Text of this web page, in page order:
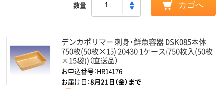
数量 カゴへ
デンカポリマー 刺身・鮮魚容器 DSK085本体
750枚(50枚×15) 20430 1ケース(750枚入(50枚
×15袋))（直送品）
お申込番号：HR14176
お届け日：8月21日（金）まで